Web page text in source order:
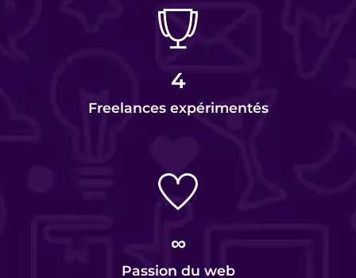
4
Freelances expérimentés
∞
Passion du web